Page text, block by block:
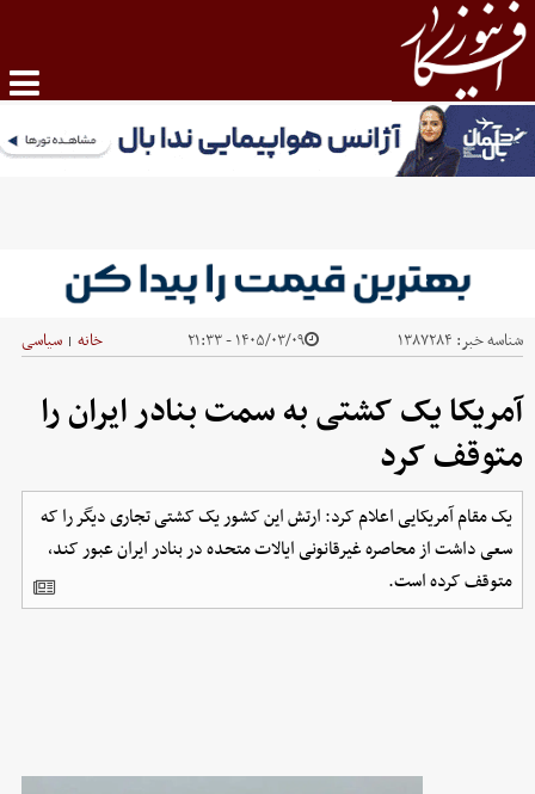
شناسه خبر: ۱۳۸۷۲۸۴ ۱۴۰۵/۰۳/۰۹ - ۲۱:۳۳ خانه | سیاسی
آمریکا یک کشتی به سمت بنادر ایران را
متوقف کرد
یک مقام آمریکایی اعلام کرد: ارتش این کشور یک کشتی تجاری دیگر را که
سعی داشت از محاصره غیرقانونی ایالات متحده در بنادر ایران عبور کند،
متوقف کرده است.